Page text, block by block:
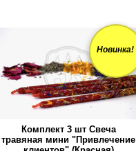
Новинка!
Комплект 3 шт Свеча
травяная мини "Привлечение